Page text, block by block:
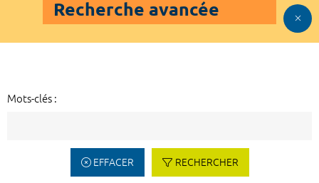
Recherche avancée
Mots-clés :
EFFACER RECHERCHER